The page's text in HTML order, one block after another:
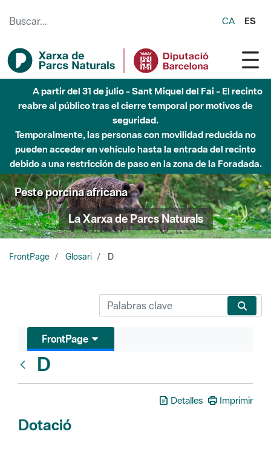
CA ES
A partir del 31 de julio - Sant Miquel del Fai - El recinto
reabre al público tras el cierre temporal por motivos de
seguridad.
Temporalmente, las personas con movilidad reducida no
pueden acceder en vehículo hasta la entrada del recinto
debido a una restricción de paso en la zona de la Foradada.
Peste porcina africana
La Xarxa de Parcs Naturals
FrontPage Glosari D
FrontPage
D
Detalles Imprimir
Dotació